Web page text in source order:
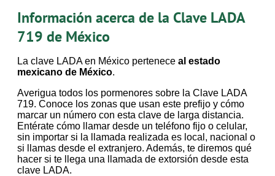
Información acerca de la Clave LADA
719 de México
La clave LADA en México pertenece al estado
mexicano de México.
Averigua todos los pormenores sobre la Clave LADA
719. Conoce los zonas que usan este prefijo y cómo
marcar un número con esta clave de larga distancia.
Entérate cómo llamar desde un teléfono fijo o celular,
sin importar si la llamada realizada es local, nacional o
si llamas desde el extranjero. Además, te diremos qué
hacer si te llega una llamada de extorsión desde esta
clave LADA.